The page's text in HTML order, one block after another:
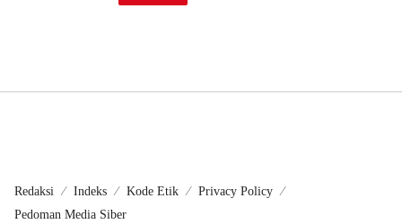
Redaksi Indeks Kode Etik
Privacy Policy
Pedoman Media Siber